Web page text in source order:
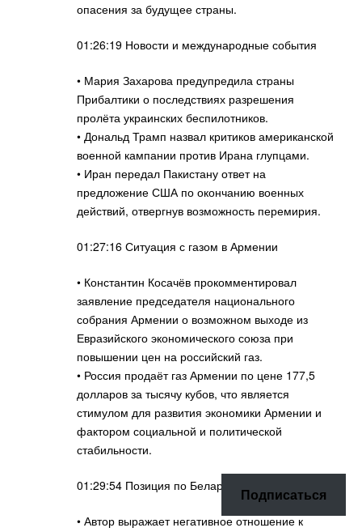
опасения за будущее страны.
01:26:19 Новости и международные события
• Мария Захарова предупредила страны
Прибалтики о последствиях разрешения
пролёта украинских беспилотников.
• Дональд Трамп назвал критиков американской
военной кампании против Ирана глупцами.
• Иран передал Пакистану ответ на
предложение США по окончанию военных
действий, отвергнув возможность перемирия.
01:27:16 Ситуация с газом в Армении
• Константин Косачёв прокомментировал
заявление председателя национального
собрания Армении о возможном выходе из
Евразийского экономического союза при
повышении цен на российский газ.
• Россия продаёт газ Армении по цене 177,5
долларов за тысячу кубов, что является
стимулом для развития экономики Армении и
фактором социальной и политической
стабильности.
01:29:54 Позиция по Беларуси
• Автор выражает негативное отношение к
Подписаться